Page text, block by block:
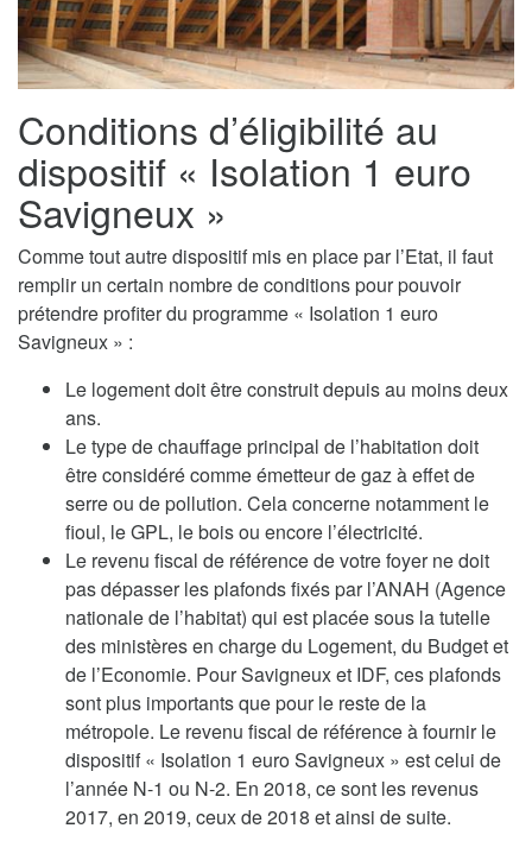
Conditions d’éligibilité au
dispositif « Isolation 1 euro
Savigneux »
Comme tout autre dispositif mis en place par l’Etat, il faut
remplir un certain nombre de conditions pour pouvoir
prétendre profiter du programme « Isolation 1 euro
Savigneux » :
Le logement doit être construit depuis au moins deux
ans.
Le type de chauffage principal de l’habitation doit
être considéré comme émetteur de gaz à effet de
serre ou de pollution. Cela concerne notamment le
fioul, le GPL, le bois ou encore l’électricité.
Le revenu fiscal de référence de votre foyer ne doit
pas dépasser les plafonds fixés par l’ANAH (Agence
nationale de l’habitat) qui est placée sous la tutelle
des ministères en charge du Logement, du Budget et
de l’Economie. Pour Savigneux et IDF, ces plafonds
sont plus importants que pour le reste de la
métropole. Le revenu fiscal de référence à fournir le
dispositif « Isolation 1 euro Savigneux » est celui de
l’année N-1 ou N-2. En 2018, ce sont les revenus
2017, en 2019, ceux de 2018 et ainsi de suite.